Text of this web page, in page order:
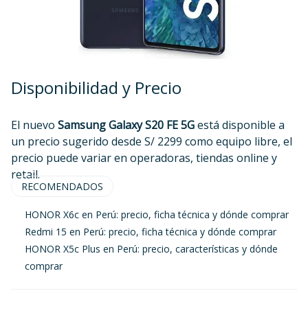
Disponibilidad y Precio
El nuevo Samsung Galaxy S20 FE 5Gestá disponible a
un precio sugerido desde S/ 2299 como equipo libre, el
precio puede variar en operadoras, tiendas online y
retail.
RECOMENDADOS
HONOR X6c en Perú: precio, ficha técnica y dónde comprar
Redmi 15 en Perú: precio, ficha técnica y dónde comprar
HONOR X5c Plus en Perú: precio, características y dónde
comprar